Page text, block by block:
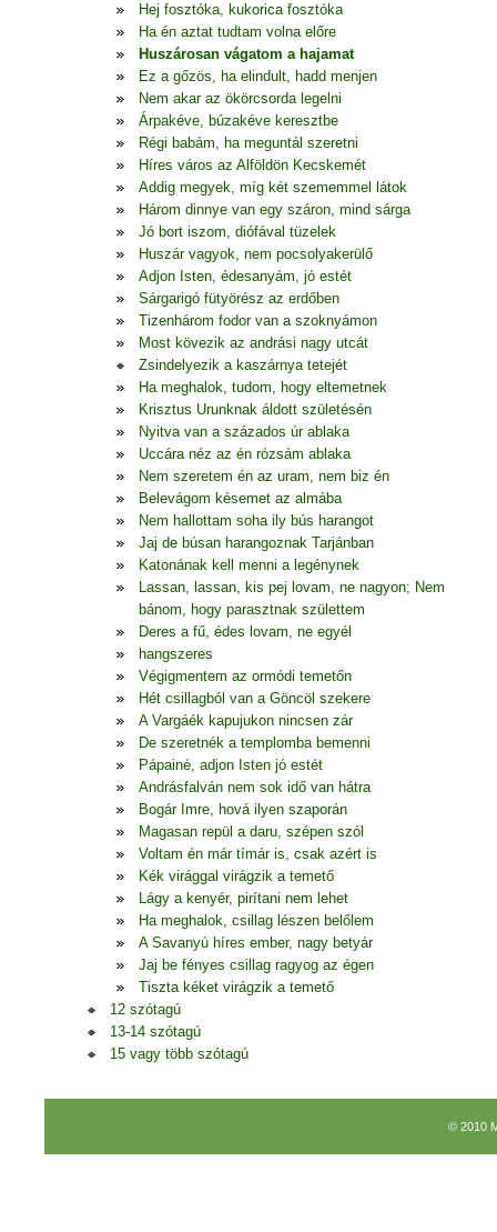
Hej fosztóka, kukorica fosztóka
Ha én aztat tudtam volna előre
Huszárosan vágatom a hajamat
Ez a gőzös, ha elindult, hadd menjen
Nem akar az ökörcsorda legelni
Árpakéve, búzakéve keresztbe
Régi babám, ha meguntál szeretni
Híres város az Alföldön Kecskemét
Addig megyek, míg két szememmel látok
Három dinnye van egy száron, mind sárga
Jó bort iszom, diófával tüzelek
Huszár vagyok, nem pocsolyakerülő
Adjon Isten, édesanyám, jó estét
Sárgarigó fütyörész az erdőben
Tizenhárom fodor van a szoknyámon
Most kövezik az andrási nagy utcát
Zsindelyezik a kaszárnya tetejét
Ha meghalok, tudom, hogy eltemetnek
Krisztus Urunknak áldott születésén
Nyitva van a százados úr ablaka
Uccára néz az én rózsám ablaka
Nem szeretem én az uram, nem biz én
Belevágom késemet az almába
Nem hallottam soha ily bús harangot
Jaj de búsan harangoznak Tarjánban
Katonának kell menni a legénynek
Lassan, lassan, kis pej lovam, ne nagyon; Nem
bánom, hogy parasztnak születtem
Deres a fű, édes lovam, ne egyél
hangszeres
Végigmentem az ormódi temetőn
Hét csillagból van a Göncöl szekere
A Vargáék kapujukon nincsen zár
De szeretnék a templomba bemenni
Pápainé, adjon Isten jó estét
Andrásfalván nem sok idő van hátra
Bogár Imre, hová ilyen szaporán
Magasan repül a daru, szépen szól
Voltam én már tímár is, csak azért is
Kék virággal virágzik a temető
Lágy a kenyér, pirítani nem lehet
Ha meghalok, csillag lészen belőlem
A Savanyú híres ember, nagy betyár
Jaj be fényes csillag ragyog az égen
Tiszta kéket virágzik a temető
12 szótagú
13-14 szótagú
15 vagy több szótagú
© 2010